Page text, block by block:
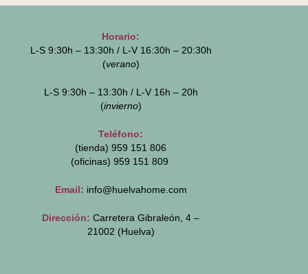
Horario:
L-S 9:30h – 13:30h / L-V 16:30h – 20:30h
(verano)
L-S 9:30h – 13:30h / L-V 16h – 20h
(invierno)
Teléfono:
(tienda) 959 151 806
(oficinas) 959 151 809
Email: info@huelvahome.com
Dirección: Carretera Gibraleón, 4 –
21002 (Huelva)